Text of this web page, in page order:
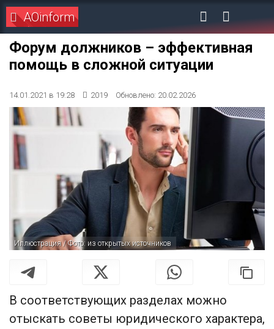
AOinform
Форум должников – эффективная
помощь в сложной ситуации
14.01.2021 в 19:28 2019 Обновлено: 20.02.2026
Иллюстрация / Фото: из открытых источников
В соответствующих разделах можно
отыскать советы юридического характера,